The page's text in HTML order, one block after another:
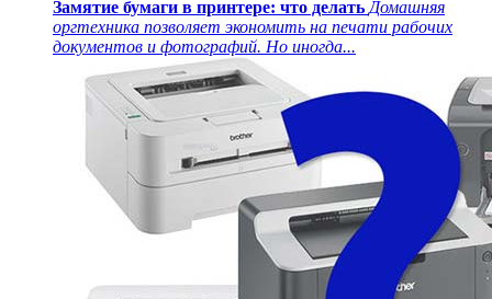
Замятие бумаги в принтере: что делать Домашняя
оргтехника позволяет экономить на печати рабочих
документов и фотографий. Но иногда...